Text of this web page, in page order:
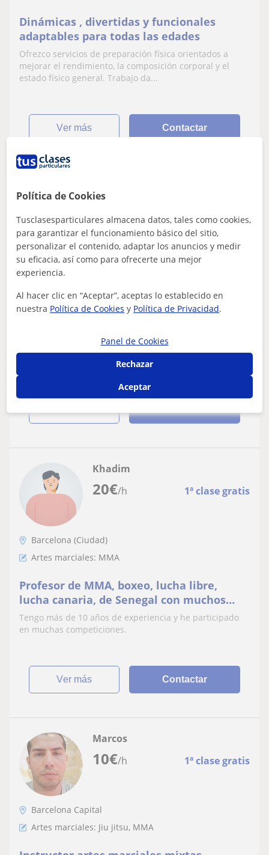
Dinámicas , divertidas y funcionales
adaptables para todas las edades
Ofrezco servicios de preparación física orientados a
mejorar el rendimiento, la composición corporal y el
estado físico general. Trabajo da...
ver más Contactar
50€/h 1ª clase gratis
★
Barcelona Ciudad
Boxeo: Muay thai, MMA
Clases personales de Boxeo, Kickboxing,
Grappling, MMA. Entrenador personal y
¿Te interesa el boxeo o los deportes de contacto?
¡Entrena con un profesional!Soy entrenador con más de
8 años de experiencia, certificado y...
20€/h 1ª clase gratis
Khadim
Barcelona (Ciudad)
Artes marciales: MMA
Profesor de MMA, boxeo, lucha libre,
lucha canaria, de Senegal con muchos
años de experiencia y lucha
Tengo más de 10 años de experiencia y he participado
en muchas competiciones.
ver más Contactar
10€/h 1ª clase gratis
Marcos
Barcelona Capital
Artes marciales: Jiu jitsu, MMA
Política de Cookies
Tusclasesparticulares almacena datos, tales como cookies,
para garantizar el funcionamiento básico del sitio,
personalizar el contenido, adaptar los anuncios y medir
su eficacia, así como para ofrecerte una mejor
experiencia.
Al hacer clic en “Aceptar”, aceptas lo establecido en
nuestra Política de Cookies y Política de Privacidad.
Panel de Cookies
Rechazar
Aceptar